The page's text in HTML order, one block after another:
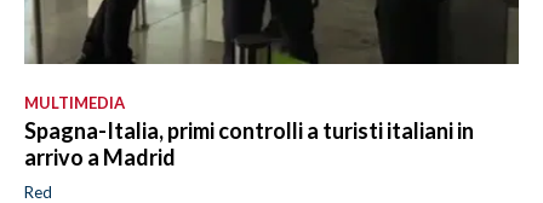
MULTIMEDIA
Spagna-Italia, primi controlli a turisti italiani in
arrivo a Madrid
Red